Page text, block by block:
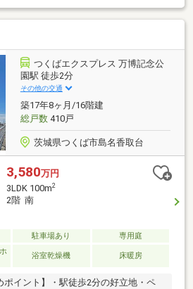
、ウォークインクローゼット付き。■
ゴミ出しできる、24時間対応のゴミ置
ロック付きエントランスに加え、マ
には交番があり、安心感のある住環
取台小学校 徒歩約 6分・高山
徒歩約 4分・ウエルシア
つくばエクスプレス 万博記念公
園駅 徒歩2分
その他の交通
築17年8ヶ月/16階建
総戸数410戸
茨城県つくば市島名香取台
3,580万円
3LDK 100m2
2階 南
駐車場あり
専用庭
浴室乾燥機 床暖房
ポイント】・駅徒歩2分の好立地・ペ